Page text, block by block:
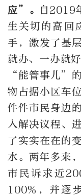
应”。
自2019
生关切的高回
手，激发了基
就办、一办就
“能管事儿”
物占据小区车
件件市民身边
入解决议程、
了实实在在的
水。两年多来
市民诉求近
100%，并逐